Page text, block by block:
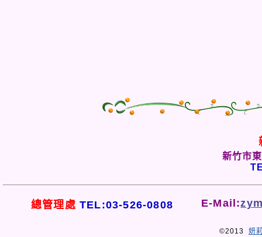
新竹市
總管理處 TEL:03-526-0808 E-Mail:
©2013 妍